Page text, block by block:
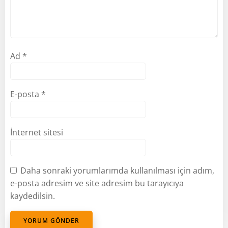
Ad *
E-posta *
İnternet sitesi
Daha sonraki yorumlarımda kullanılması için adım,
e-posta adresim ve site adresim bu tarayıcıya
kaydedilsin.